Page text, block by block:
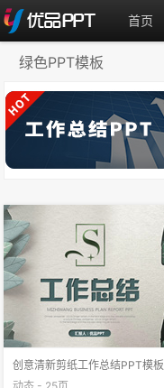
首页
绿色PPT模板
创意清新剪纸工作总结PPT模板